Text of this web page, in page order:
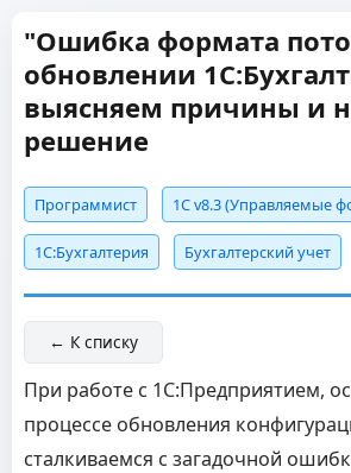
"Ошибка формата
обновлении
выясняем причины и
решение
Программист 1С v8.3 (Управляемые
1C:Бухгалтерия Бухгалтерский учет
← К списку
При работе с 1С:Предприятием,
процессе обновления
сталкиваемся с загадочной